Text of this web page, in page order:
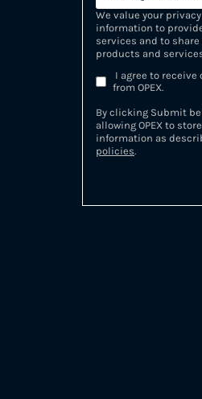
We value your
information to
services and to
products and
I agree to
from OPEX.
By clicking Submit
allowing OPEX to
information as
policies.